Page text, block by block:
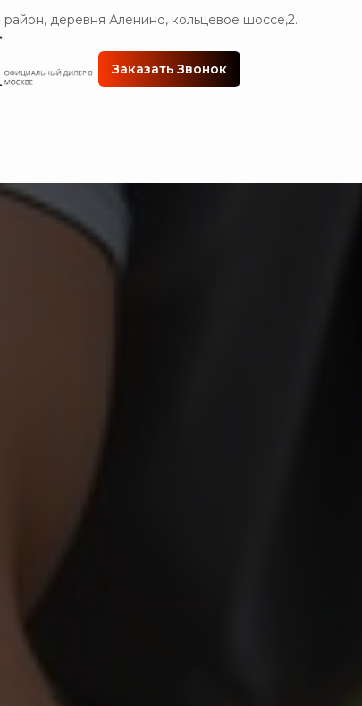
деревня Аленино, кольцевое шоссе,2.
Заказать Звонок